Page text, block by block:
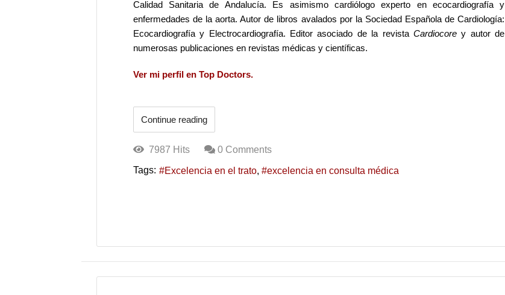
Calidad Sanitaria de Andalucía. Es asimismo cardiólogo experto en ecocardiografía y
enfermedades de la aorta. Autor de libros avalados por la Sociedad Española de Cardiología:
Ecocardiografía y Electrocardiografía. Editor asociado de la revistaCardiocore y autor de
numerosas publicaciones en revistas médicas y científicas.
Ver mi perfil en Top Doctors.
Continue reading
7987 Hits
0 Comments
Tags:
Excelencia en el trato excelencia en consulta médica